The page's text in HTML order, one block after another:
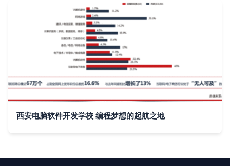
西安电脑软件开发学校 编程梦想的起航之地